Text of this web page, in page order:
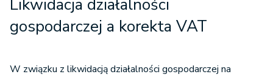
Likwidacja działalności
gospodarczej a korekta VAT
W związku z likwidacją działalności gospodarczej na